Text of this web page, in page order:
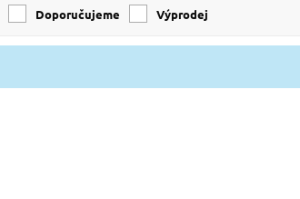
Doporučujeme Výprodej